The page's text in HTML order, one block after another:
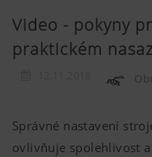
Video - pokyny
praktickém
Správné nastavení
ovlivňuje spolehlivost